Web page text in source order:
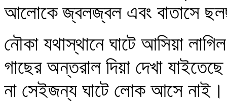
আলোকে জ্বলজ্বল এবং বাতাসে
নৌকা যথাস্থানে ঘাটে আসিয়া
গাছের অন্তরাল দিয়া দেখা
না সেইজন্য ঘাটে লোক আসে নাই।